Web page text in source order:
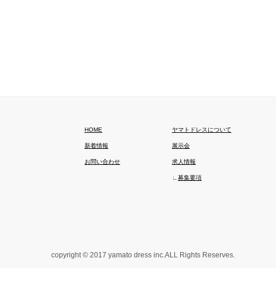
HOME
新着情報
お問い合わせ
ヤマトドレスについて
展示会
求人情報
∟ 募集要項
copyright © 2017 yamato dress inc.ALL Rights Reserves.